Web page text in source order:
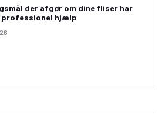
der afgør om dine fliser har
hjælp